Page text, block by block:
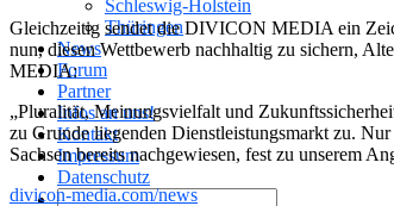
Schleswig-Holstein
Thüringen
News
Forum
Partner
Infos an uns!
Kontakt
Impressum
Datenschutz
Gleichzeitig sendet die DIVICON MEDIA ein
nun, diesen Wettbewerb nachhaltig zu sichern,
MEDIA:
„Pluralität, Meinungsvielfalt und
zu Grunde liegenden Dienstleistungsmarkt zu.
Sachsen bereits nachgewiesen, fest zu unserem
divicon-media.com/news